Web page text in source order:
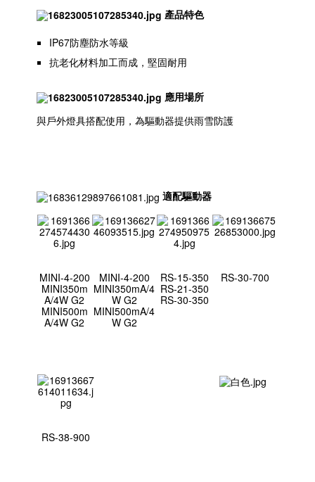
產品特色
IP67防塵防水等級
抗老化材料加工而成，堅固耐用
應用場所
與戶外燈具搭配使用，為驅動器提供雨雪防護
適配驅動器
MINI-4-200
MINI350m
A/4W G2
MINI500m
A/4W G2
MINI-4-200
MINI350mA/4
W G2
MINI500mA/4
W G2
RS-15-350
RS-21-350
RS-30-350
RS-30-700
RS-38-900